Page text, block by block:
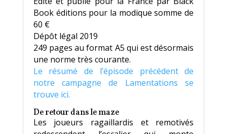
Book éditions pour la modique somme de
60 €
Dépôt légal 2019
249 pages au format A5 qui est désormais
une norme très courante.
Le résumé de l’épisode précédent de
notre campagne de Lamentations se
trouve ici.
De retour dans le maze
Les joueurs ragaillardis et remotivés